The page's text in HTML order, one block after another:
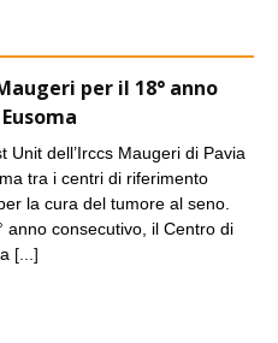
per il 18° anno
Unit dell’Irccs Maugeri di Pavia
tra i centri di riferimento
la cura del tumore al seno.
anno consecutivo, il Centro di
[...]